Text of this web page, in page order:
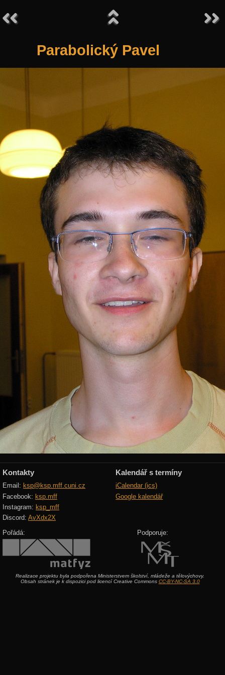
Parabolický Pavel
Kontakty
Email: ksp@ksp.mff.cuni.cz
Facebook: ksp.mff
Instagram: ksp_mff
Discord: AvXdx2X
Kalendář s termíny
iCalendar (ics)
Google kalendář
Pořádá: Podporuje:
Realizace projektu byla podpořena Ministerstvem školství, mládeže a tělovýchovy.
Obsah stránek je k dispozici pod licencí Creative Commons CC-BY-NC-SA 3.0